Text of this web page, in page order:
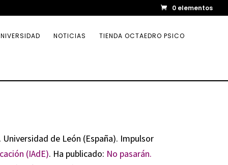
0 elementos
NOTICIAS TIENDA OCTAEDRO PSICO
de León (España). Impulsor
(IAdE). Ha publicado: No pasarán.